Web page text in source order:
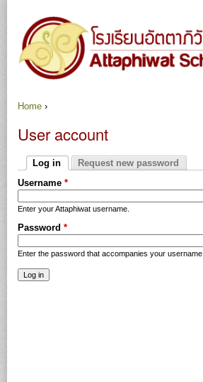
You are here
Home ›
User account
Primary tabs
Log in
Request new password
Username *
Enter your Attaphiwat username.
Password *
Enter the password that accompanies your username.